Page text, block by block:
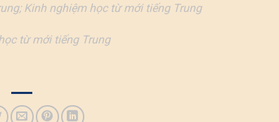
Kinh nghiệm học từ mới tiếng Trung
từ mới tiếng Trung